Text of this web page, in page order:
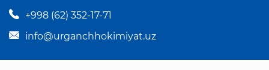
+998 (62) 352-17-71
info@urganchhokimiyat.uz
Tuman hokim qarorlari
Tuman hokimi farmoyishlari